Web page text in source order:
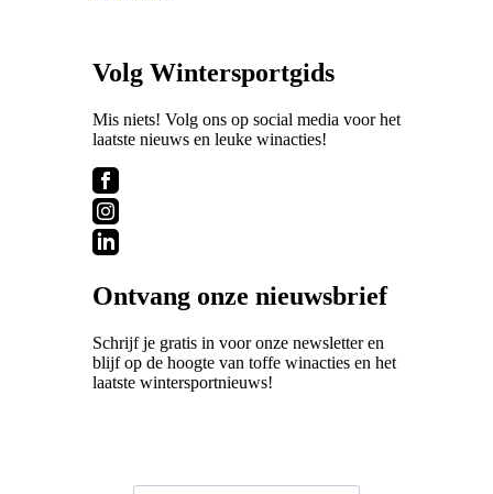
Volg Wintersportgids
Mis niets! Volg ons op social media voor het
laatste nieuws en leuke winacties!
Ontvang onze nieuwsbrief
Schrijf je gratis in voor onze newsletter en
blijf op de hoogte van toffe winacties en het
laatste wintersportnieuws!